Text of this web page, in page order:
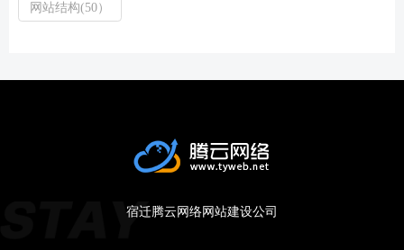
网站结构(50）
宿迁腾云网络网站建设公司